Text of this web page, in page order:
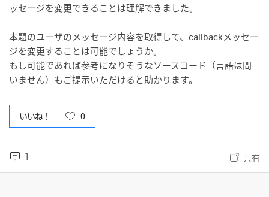
ッセージを変更できることは理解できました。
本題のユーザのメッセージ内容を取得して、callbackメッセー
ジを変更することは可能でしょうか。
もし可能であれば参考になりそうなソースコード（言語は問
いません）もご提示いただけると助かります。
いいね！ 0
1 共有